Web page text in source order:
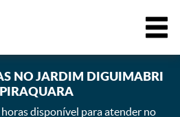
NO JARDIM DIGUIMABRI
disponível para atender no